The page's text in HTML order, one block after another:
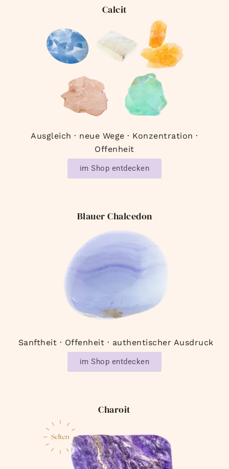
Calcit
Ausgleich · neue Wege · Konzentration ·
Offenheit
im Shop entdecken
Blauer Chalcedon
Sanftheit · Offenheit · authentischer Ausdruck
im Shop entdecken
Charoit